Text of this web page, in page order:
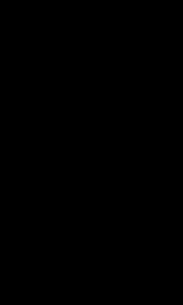
relevantes, é
que você (ou o
Para reduzir o
do que foi
execução.
por exemplo, essa